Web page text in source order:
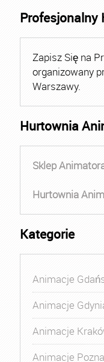
Profesjonalny
Zapisz Się na
organizowany
Warszawy.
Hurtownia
Sklep
Hurtownia
Kategorie
Animacje
Animacje
Animacje
Animacje